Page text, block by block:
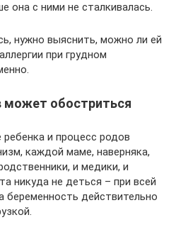
она с ними не сталкивалась.
нужно выяснить, можно ли ей
при грудном
может обостриться
и процесс родов
каждой маме, наверняка,
и медики, и
никуда не деться – при всей
беременность действительно